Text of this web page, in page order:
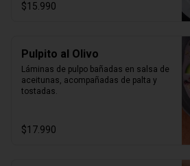
$15.990
Pulpito al Olivo
Láminas de pulpo bañadas en salsa de
aceitunas, acompañadas de palta y
tostadas.
$17.990